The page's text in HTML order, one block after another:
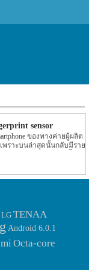
sensor
ของทางค่ายผู้ผลิต
พราะบนล่าสุดนั้นกลับมีราย
ยผู้ผลิตอย่าง Meizu นั้นถูก
รุ่นใหม่ของ
มาบนโลกอินเตอร์เน็ตนั้น
าชื่อรุ่นออกมาว่าจะมีชื่อ
Honor 8 ของทาง
กันได้นั้นข่าวหลุดของ
า โดยก่อนหน้านี้เมื่อไม่กี่
ออกมาแล้ว โดยรูปใน
วย โดยรูปในตอนนั้นทาง
างจาก Huawei Honor 8
ด้ระบุ Spec ของตัวเครื่อง
LG TENAA
Android 6.0.1
Octa-core